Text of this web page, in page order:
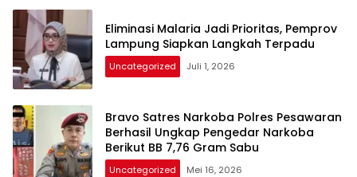
Eliminasi Malaria Jadi Prioritas, Pemprov
Lampung Siapkan Langkah Terpadu
Uncategorized Juli 1, 2026
Bravo Satres Narkoba Polres Pesawaran
Berhasil Ungkap Pengedar Narkoba
Berikut BB 7,76 Gram Sabu
Uncategorized Mei 16, 2026